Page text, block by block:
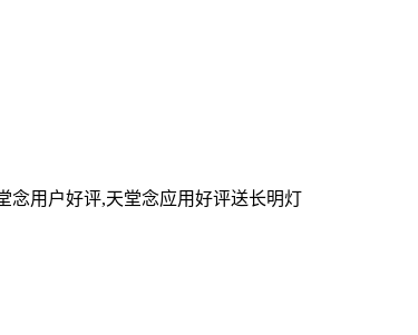
念用户好评,天堂念应用好评送长明灯